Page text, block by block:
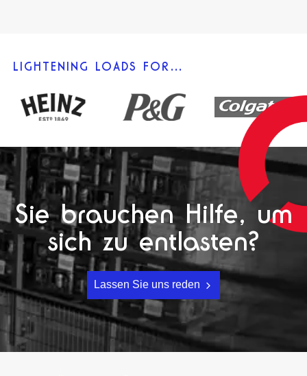
LIGHTENING LOADS FOR…
Sie brauchen Hilfe, um
sich zu entlasten?
Lassen Sie uns reden